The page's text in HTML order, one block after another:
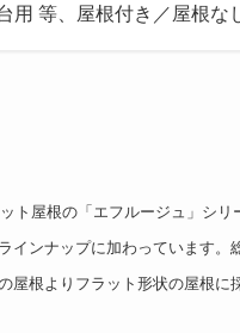
用 等、屋根付き／屋根な
ト屋根の「エフルージュ」シリ
インナップに加わっています。
屋根よりフラット形状の屋根に